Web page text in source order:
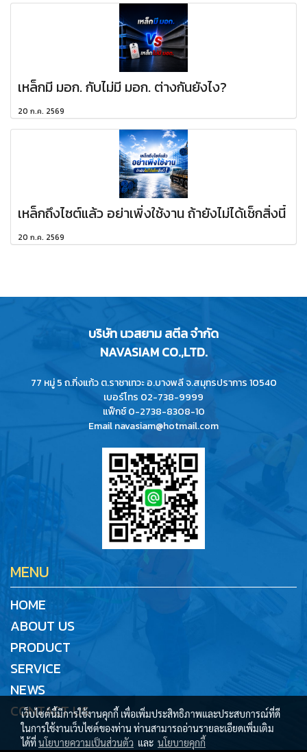
เหล็กมี มอก. กับไม่มี มอก. ต่างกันยังไง?
20 ก.ค. 2569
เหล็กถึงไซต์แล้ว อย่าเพิ่งใช้งาน ถ้ายังไม่ได้เช็กสิ่งนี้
20 ก.ค. 2569
บริษัท นวสยาม สตีล จำกัด
NAVASIAM CO.,LTD.
77 หมู่ 5 ถ.กิ่งแก้ว ต.ราชาเทวะ อ.บางพลี จ.สมุทรปราการ 10540
เบอร์โทร 02-738-9999
แฟ็กซ์ 0-2738-8308-10
Email navasiam@hotmail.com
MENU
HOME
ABOUT US
PRODUCT
SERVICE
NEWS
CONTACT US
เว็บไซต์นี้มีการใช้งานคุกกี้ เพื่อเพิ่มประสิทธิภาพและประสบการณ์ที่ดี
ในการใช้งานเว็บไซต์ของท่าน ท่านสามารถอ่านรายละเอียดเพิ่มเติม
ได้ที่นโยบายความเป็นส่วนตัว และ นโยบายคุกกี้